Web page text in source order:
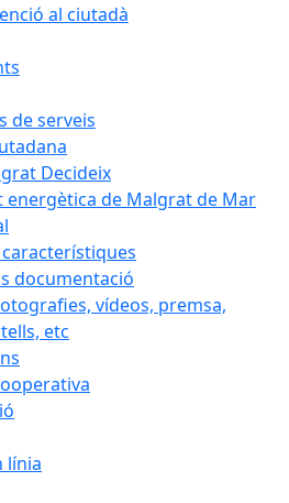
al ciutadà
de serveis
Decideix
energètica de Malgrat de Mar
documentació
vídeos, premsa,
etc
línia